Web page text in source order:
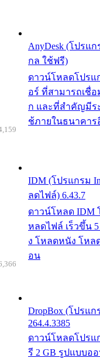
AnyDesk (โปรแ
กล ใช้ฟรี)
ดาวน์โหลดโปรแ
อร์ ที่สามารถเชื่
ก และที่สำคัญมีร
ช้ภายในธนาคาร
IDM (โปรแกรม
ลดไฟล์) 6.43.7
ดาวน์โหลด IDM โ
หลดไฟล์ เร็วขึ้น
ง โหลดหนัง โหล
อน
DropBox (โปรแ
264.4.3385
ดาวน์โหลดโปรแ
รี 2 GB รูปแบบอ